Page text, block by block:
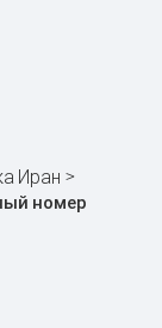
Иран >
номер